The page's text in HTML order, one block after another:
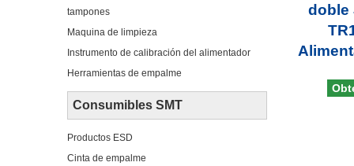
tampones
Maquina de limpieza
Instrumento de calibración del alimentador
Herramientas de empalme
Consumibles SMT
Productos ESD
Cinta de empalme
doble